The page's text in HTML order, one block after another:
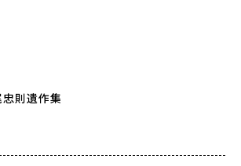
忠則遺作集